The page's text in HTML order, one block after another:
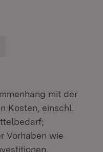
mit der
Kosten, einschl.
Vorhaben wie